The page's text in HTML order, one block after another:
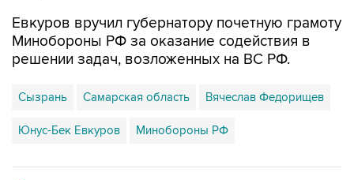
Евкуров вручил губернатору почетную грамоту
Минобороны РФ за оказание содействия в
решении задач, возложенных на ВС РФ.
Сызрань Самарская область Вячеслав Федорищев
Юнус-Бек Евкуров Минобороны РФ